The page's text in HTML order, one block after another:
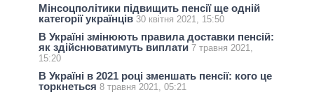
Мінсоцполітики підвищить пенсії ще одній
категорії українців 30 квітня 2021, 15:50
В Україні змінюють правила доставки пенсій:
як здійснюватимуть виплати 7 травня 2021,
15:20
В Україні в 2021 році зменшать пенсії: кого це
торкнеться 8 травня 2021, 05:21